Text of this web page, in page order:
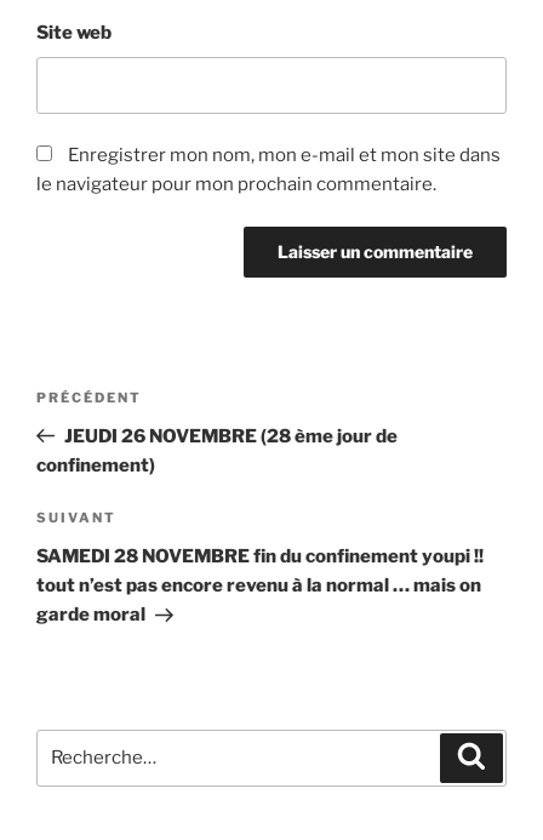
Site web
Enregistrer mon nom, mon e-mail et mon site dans
le navigateur pour mon prochain commentaire.
Navigation
l’article
Article
précédent
PRÉCÉDENT
JEUDI 26 NOVEMBRE (28 ème jour de
confinement)
Article
suivant
SUIVANT
SAMEDI 28 NOVEMBRE fin du confinement youpi !!
tout n’est pas encore revenu à la normal … mais on
garde moral
pour